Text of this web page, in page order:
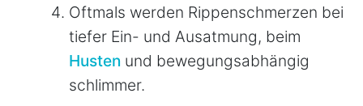
Oftmals werden Rippenschmerzen bei
tiefer Ein- und Ausatmung, beim
Husten und bewegungsabhängig
schlimmer.